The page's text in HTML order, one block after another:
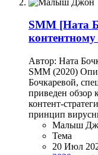
SMM [Ната
Автор: Ната
SMM (2020)
Бочкаревой,
приведен обзор
контент-
принцип
Малыш
Тема
20 Июл